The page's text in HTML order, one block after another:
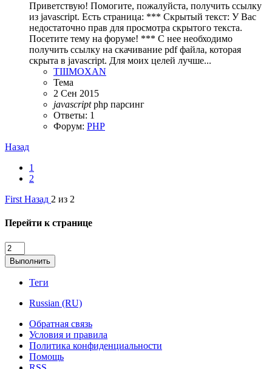
Приветствую! Помогите, пожалуйста, получить ссылку
из javascript. Есть страница: *** Скрытый текст: У Вас
недостаточно прав для просмотра скрытого текста.
Посетите тему на форуме! *** С нее необходимо
получить ссылку на скачивание pdf файла, которая
скрыта в javascript. Для моих целей лучше...
TIIIMOXAN
Тема
2 Сен 2015
javascript php парсинг
Ответы: 1
Форум: PHP
Назад
1
2
First Назад 2 из 2
Перейти к странице
Выполнить
Теги
Russian (RU)
Обратная связь
Условия и правила
Политика конфиденциальности
Помощь